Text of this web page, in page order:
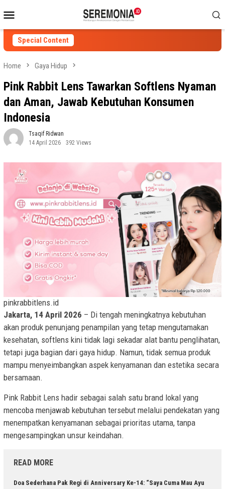
to
contentMenu
Special Content
Home Gaya Hidup
Pink Rabbit Lens Tawarkan Softlens Nyaman
dan Aman, Jawab Kebutuhan Konsumen
Indonesia
Tsaqif Ridwan
14 April 2026
392 Views
pinkrabbitlens.id
Jakarta, 14 April 2026 – Di tengah meningkatnya kebutuhan
akan produk penunjang penampilan yang tetap mengutamakan
kesehatan, softlens kini tidak lagi sekadar alat bantu penglihatan,
tetapi juga bagian dari gaya hidup. Namun, tidak semua produk
mampu menyeimbangkan aspek kenyamanan dan estetika secara
bersamaan.
Pink Rabbit Lens hadir sebagai salah satu brand lokal yang
mencoba menjawab kebutuhan tersebut melalui pendekatan yang
menempatkan kenyamanan sebagai prioritas utama, tanpa
mengesampingkan unsur keindahan.
READ MORE
Doa Sederhana Pak Regi di Anniversary Ke-14: “Saya Cuma Mau Ayu